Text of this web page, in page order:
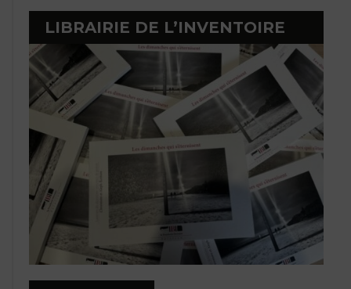
LIBRAIRIE DE L’INVENTOIRE